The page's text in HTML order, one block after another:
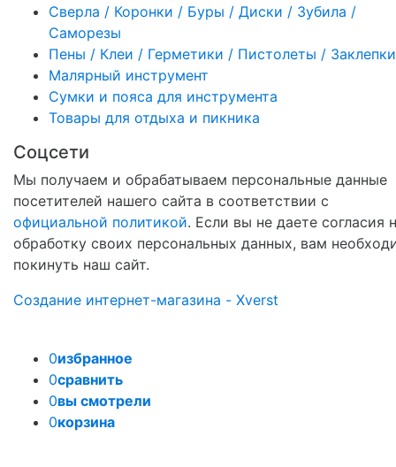
Сверла / Коронки / Буры / Диски / Зубила /
Саморезы
Пены / Клеи / Герметики / Пистолеты / Заклепки
Малярный инструмент
Сумки и пояса для инструмента
Товары для отдыха и пикника
Соцсети
Мы получаем и обрабатываем персональные данные
посетителей нашего сайта в соответствии с
официальной политикой. Если вы не даете согласия
обработку своих персональных данных, вам
покинуть наш сайт.
Создание интернет-магазина - Xverst
0избранное
0сравнить
0вы смотрели
0корзина